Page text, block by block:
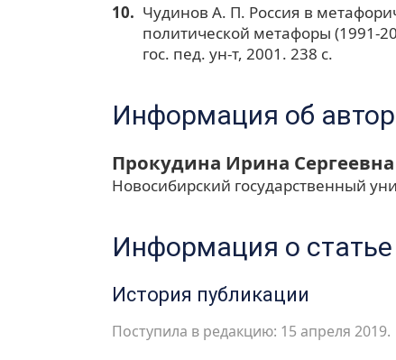
Чудинов А. П. Россия в
политической метафоры (1991-
гос. пед. ун-т, 2001. 238 с.
Информация об
Прокудина Ирина Сергеевна
Новосибирский государственный
Информация о статье
История публикации
Поступила в редакцию: 15 апреля 2019.